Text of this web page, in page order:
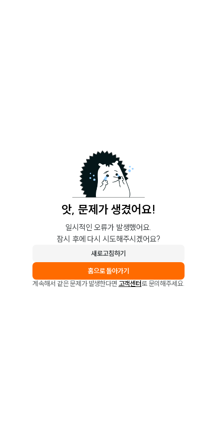
앗, 문제가 생겼어요!
일시적인 오류가 발생했어요.
잠시 후에 다시 시도해주시겠어요?
새로고침하기
홈으로 돌아가기
계속해서 같은 문제가 발생한다면 고객센터로 문의해주세요.